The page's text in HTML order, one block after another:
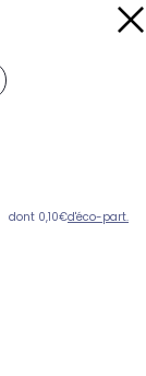
dont 0,10€d'éco-part.